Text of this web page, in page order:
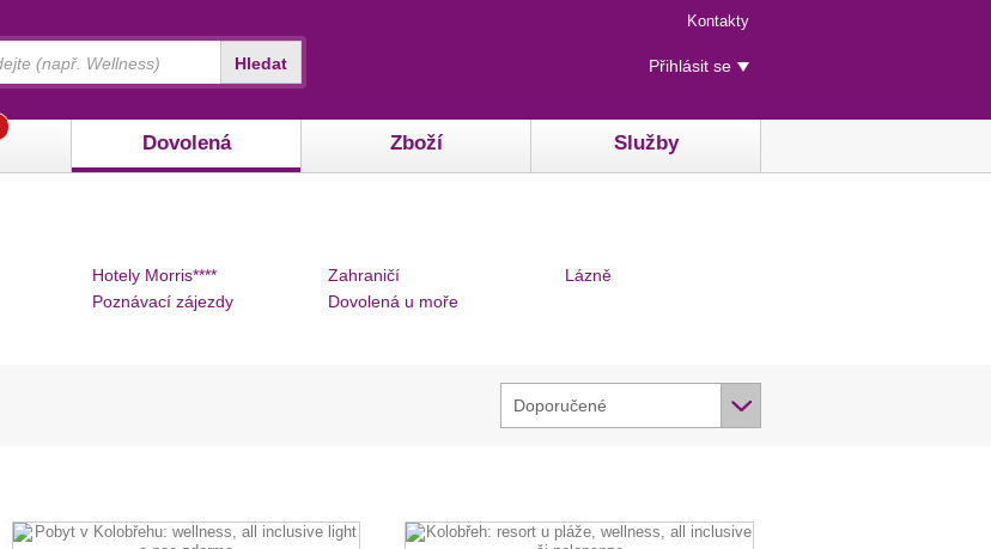
Menu
rychlého
přístupu
Kontakty
Uživatelské
menu
Přihlásit se
Dovolená Zboží Služby
Hledat
Hotely Morris****
Poznávací zájezdy
Zahraničí
Dovolená u moře
Lázně
Doporučené